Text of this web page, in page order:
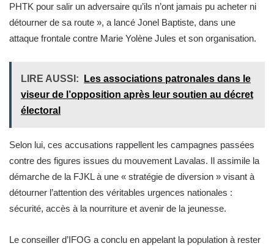
PHTK pour salir un adversaire qu’ils n’ont jamais pu acheter ni
détourner de sa route », a lancé Jonel Baptiste, dans une
attaque frontale contre Marie Yolène Jules et son organisation.
LIRE AUSSI:
Les associations patronales dans le
viseur de l’opposition après leur soutien au décret
électoral
Selon lui, ces accusations rappellent les campagnes passées
contre des figures issues du mouvement Lavalas. Il assimile la
démarche de la FJKL à une « stratégie de diversion » visant à
détourner l’attention des véritables urgences nationales :
sécurité, accès à la nourriture et avenir de la jeunesse.
Le conseiller d’IFOG a conclu en appelant la population à rester